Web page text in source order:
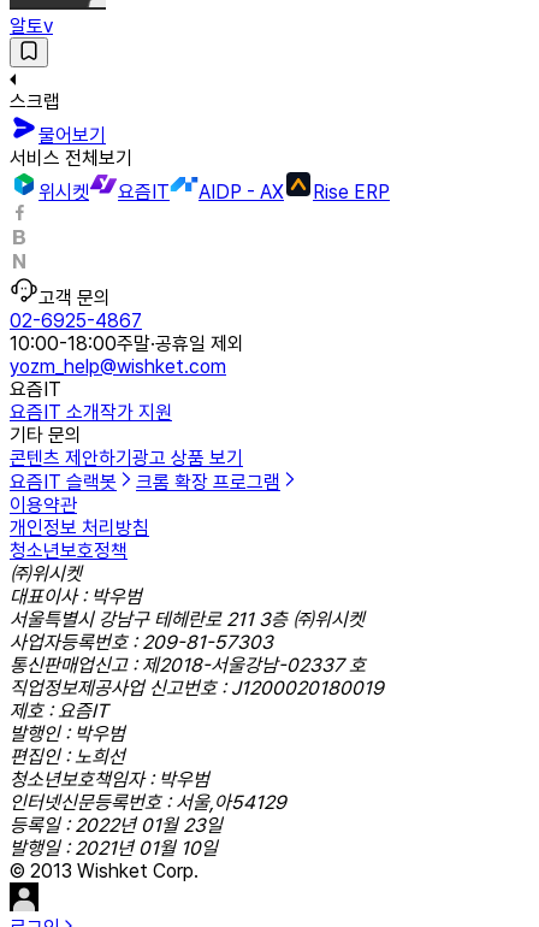
알토v
스크랩
물어보기
서비스 전체보기
위시켓
요즘IT AIDP - AX Rise ERP
고객 문의
02-6925-4867
10:00-18:00주말·공휴일 제외
yozm_help@wishket.com
요즘IT
요즘IT 소개작가 지원
기타 문의
콘텐츠 제안하기 광고 상품 보기
요즘IT 슬랙봇
크롬 확장 프로그램
이용약관
개인정보 처리방침
청소년보호정책
㈜위시켓
대표이사 : 박우범
서울특별시 강남구 테헤란로 211 3층 ㈜위시켓
사업자등록번호 : 209-81-57303
통신판매업신고 : 제2018-서울강남-02337 호
직업정보제공사업 신고번호 : J1200020180019
제호 : 요즘IT
발행인 : 박우범
편집인 : 노희선
청소년보호책임자 : 박우범
인터넷신문등록번호 : 서울,아54129
등록일 : 2022년 01월 23일
발행일 : 2021년 01월 10일
© 2013 Wishket Corp.